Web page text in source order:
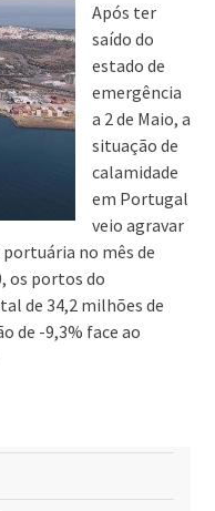
Após ter
saído do
estado de
emergência
a 2 de Maio, a
situação de
calamidade
em Portugal
veio agravar
no mês de
os portos do
de 34,2 milhões de
de -9,3% face ao